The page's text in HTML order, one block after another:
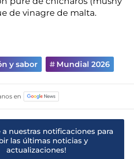
de vinagre de malta.
y sabor Mundial 2026
a nuestras notificaciones para
las últimas noticias y
actualizaciones!